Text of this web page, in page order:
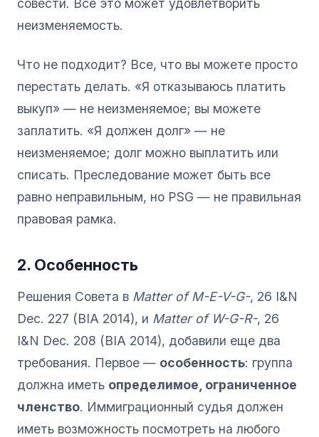
совести. Все это может удовлетворить
неизменяемость.
Что не подходит? Все, что вы можете просто
перестать делать. «Я отказываюсь платить
выкуп» — не неизменяемое; вы можете
заплатить. «Я должен долг» — не
неизменяемое; долг можно выплатить или
списать. Преследование может быть все
равно неправильным, но PSG — не правильная
правовая рамка.
2. Особенность
Решения Совета в Matter of M-E-V-G-, 26 I&N
Dec. 227 (BIA 2014), и Matter of W-G-R-, 26
I&N Dec. 208 (BIA 2014), добавили еще два
требования. Первое — особенность: группа
должна иметь определимое, ограниченное
членство. Иммиграционный судья должен
иметь возможность посмотреть на любого